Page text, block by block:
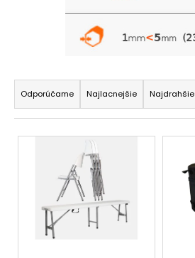
R
a
d
e
Odporúčame Najlacnejšie Najdrahšie
V